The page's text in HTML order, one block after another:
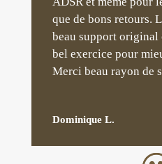
que de bons retours.
beau support original
bel exercice pour
Merci beau rayon de
Dominique L.